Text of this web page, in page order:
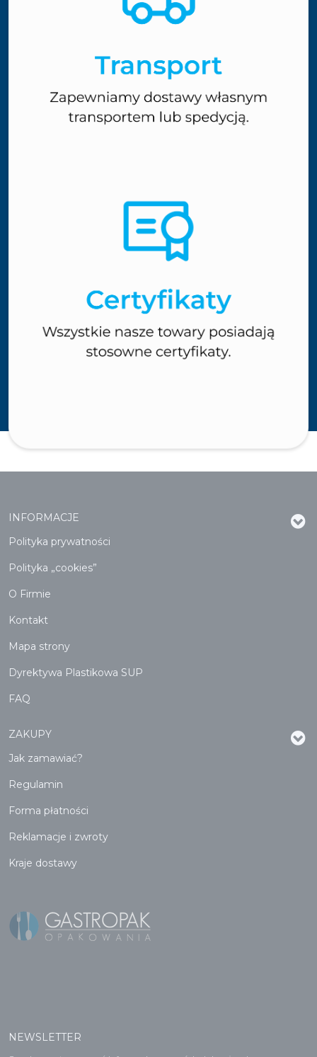
INFORMACJE
Polityka prywatności
Polityka „cookies”
O Firmie
Kontakt
Mapa strony
Dyrektywa Plastikowa SUP
FAQ
ZAKUPY
Jak zamawiać?
Regulamin
Forma płatności
Reklamacje i zwroty
Kraje dostawy
NEWSLETTER